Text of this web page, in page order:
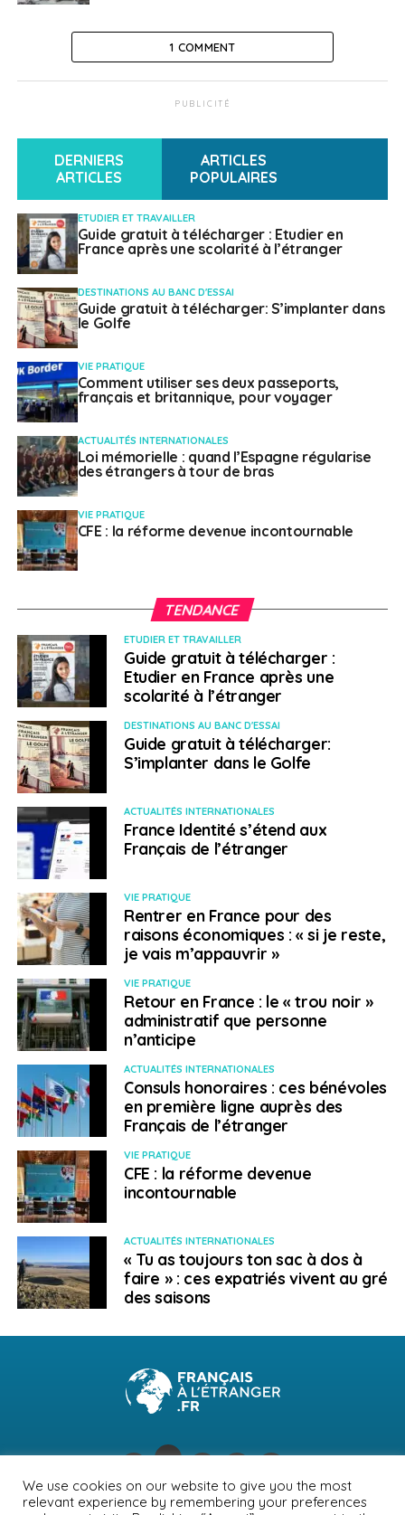
1 COMMENT
PUBLICITÉ
DERNIERS
ARTICLES
ARTICLES
POPULAIRES
ETUDIER ET TRAVAILLER
Guide gratuit à télécharger : Etudier en
France après une scolarité à l’étranger
DESTINATIONS AU BANC D'ESSAI
Guide gratuit à télécharger: S’implanter dans
le Golfe
VIE PRATIQUE
Comment utiliser ses deux passeports,
français et britannique, pour voyager
ACTUALITÉS INTERNATIONALES
Loi mémorielle : quand l’Espagne régularise
des étrangers à tour de bras
VIE PRATIQUE
CFE : la réforme devenue incontournable
TENDANCE
ETUDIER ET TRAVAILLER
Guide gratuit à télécharger :
Etudier en France après une
scolarité à l’étranger
DESTINATIONS AU BANC D'ESSAI
Guide gratuit à télécharger:
S’implanter dans le Golfe
ACTUALITÉS INTERNATIONALES
France Identité s’étend aux
Français de l’étranger
VIE PRATIQUE
Rentrer en France pour des
raisons économiques : « si je reste,
je vais m’appauvrir »
VIE PRATIQUE
Retour en France : le « trou noir »
administratif que personne
n’anticipe
ACTUALITÉS INTERNATIONALES
Consuls honoraires : ces bénévoles
en première ligne auprès des
Français de l’étranger
VIE PRATIQUE
CFE : la réforme devenue
incontournable
ACTUALITÉS INTERNATIONALES
« Tu as toujours ton sac à dos à
faire » : ces expatriés vivent au gré
des saisons
We use cookies on our website to give you the most
relevant experience by remembering your preferences